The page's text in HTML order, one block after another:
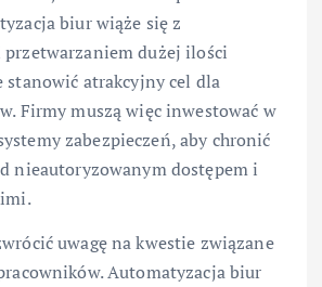
biur wiąże się z
dużej ilości
stanowić atrakcyjny cel dla
Firmy muszą więc inwestować w
zabezpieczeń, aby chronić
nieautoryzowanym dostępem i
uwagę na kwestie związane
Automatyzacja biur